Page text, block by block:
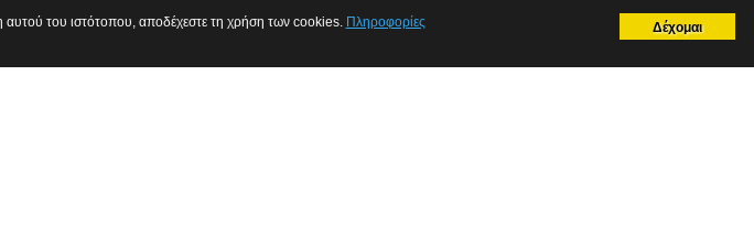
του ιστότοπου, αποδέχεστε τη χρήση των cookies. Πληροφορίες Δέχομαι